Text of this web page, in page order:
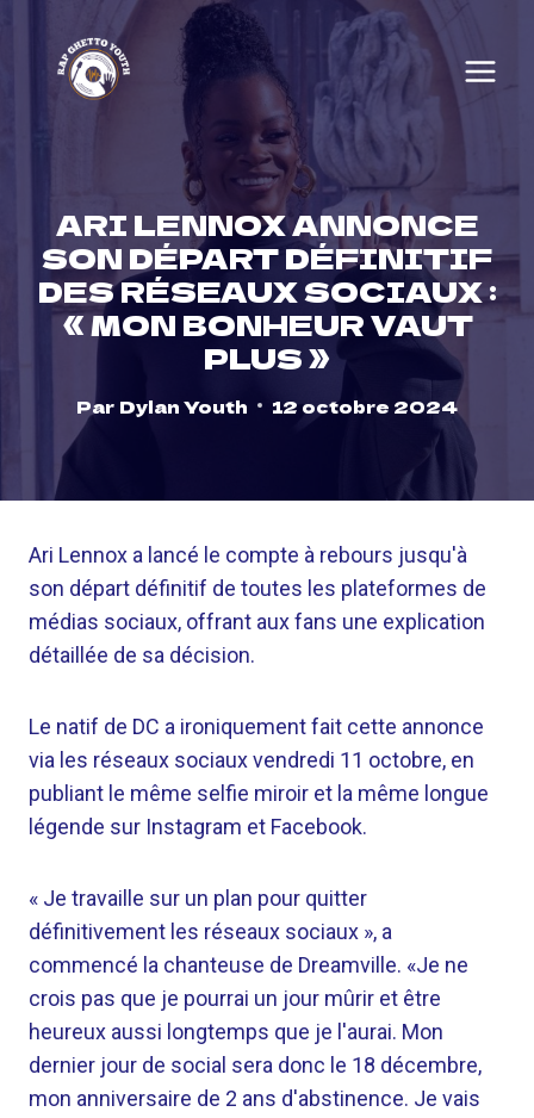
content
ARI LENNOX ANNONCE
SON DÉPART DÉFINITIF
DES RÉSEAUX SOCIAUX :
« MON BONHEUR VAUT
PLUS »
Par Dylan Youth 12 octobre 2024
Ari Lennox a lancé le compte à rebours jusqu'à
son départ définitif de toutes les plateformes de
médias sociaux, offrant aux fans une explication
détaillée de sa décision.
Le natif de DC a ironiquement fait cette annonce
via les réseaux sociaux vendredi 11 octobre, en
publiant le même selfie miroir et la même longue
légende sur Instagram et Facebook.
« Je travaille sur un plan pour quitter
définitivement les réseaux sociaux », a
commencé la chanteuse de Dreamville. «Je ne
crois pas que je pourrai un jour mûrir et être
heureux aussi longtemps que je l'aurai. Mon
dernier jour de social sera donc le 18 décembre,
mon anniversaire de 2 ans d'abstinence. Je vais